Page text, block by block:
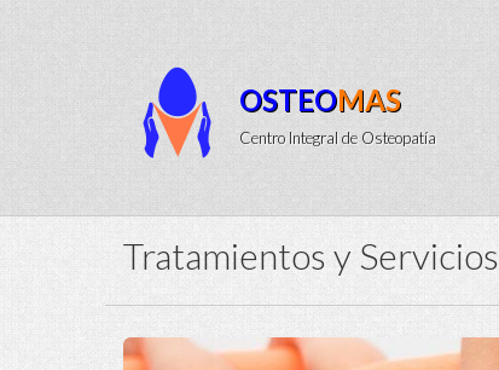
OSTEOMAS
Centro Integral de Osteopatía
Tratamientos y Servicios